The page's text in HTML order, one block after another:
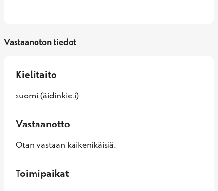
Vastaanoton tiedot
Kielitaito
suomi (äidinkieli)
Vastaanotto
Otan vastaan kaikenikäisiä.
Toimipaikat